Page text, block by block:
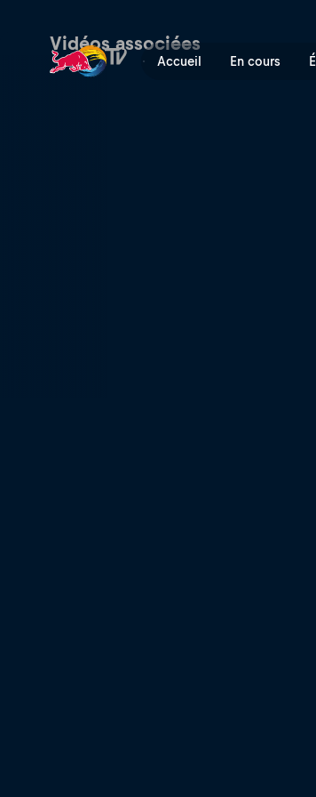
Accueil En cours
Drift Masters :
Vidéos associées